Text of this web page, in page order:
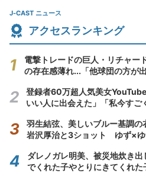
J-CAST ニュース
アクセスランキング
電撃トレードの巨人・リチャー
の存在感薄れ...「他球団の方が
登録者60万超人気美女
いい人に出会えた」「私今すご
羽生結弦、美しいブルー基調の
岩沢厚治と3ショット ゆず×ゆ
ダレノガレ明美、被災地炊き
でくれた子やとりにきてくれた